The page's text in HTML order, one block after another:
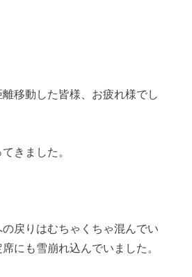
移動した皆様、お疲れ様でし
きました。
戻りはむちゃくちゃ混んでい
にも雪崩れ込んでいました。